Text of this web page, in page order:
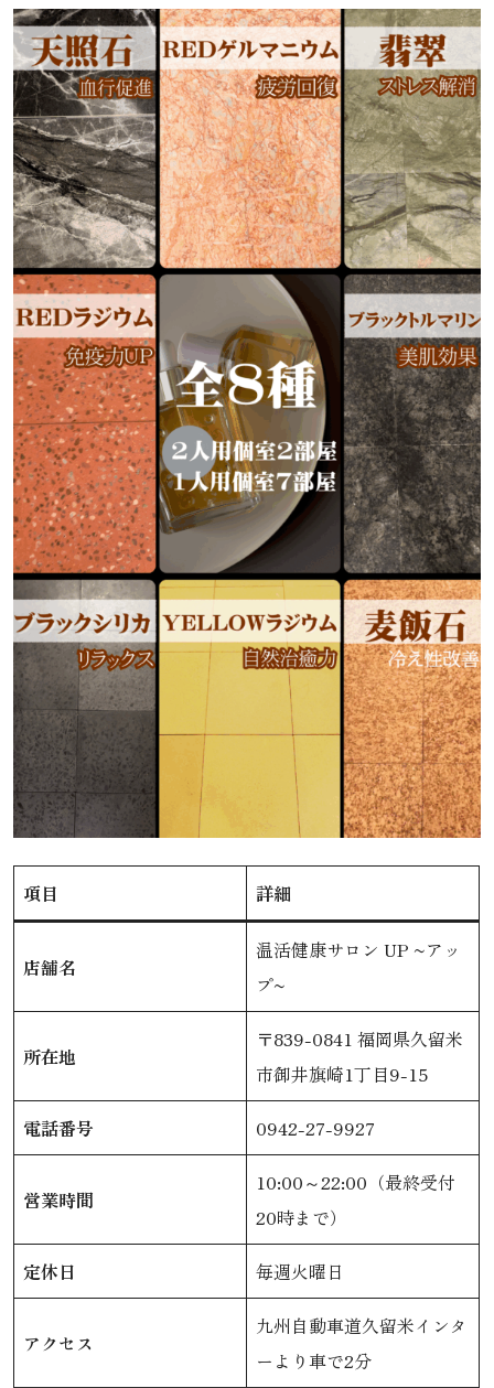
項目 詳細
店舗名
温活健康サロン UP ~アッ
プ~
所在地
〒839-0841 福岡県久留米
市御井旗崎1丁目9-15
電話番号 0942-27-9927
営業時間
10:00～22:00（最終受付
20時まで）
定休日 毎週火曜日
アクセス
九州自動車道久留米インタ
ーより車で2分